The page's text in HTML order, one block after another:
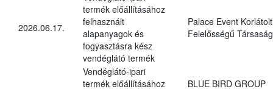
2026.06.17.
termék előállításához
felhasznált
alapanyagok és
fogyasztásra kész
vendéglátó termék
Palace Event Korlátolt
Felelősségű Társaság
Vendéglátó-ipari
termék előállításához
BLUE BIRD GROUP